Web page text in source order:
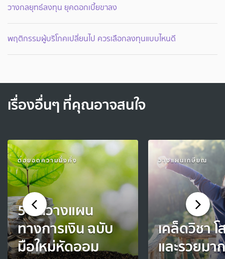
วางกลยุทธ์ลงทุน ยุคดอกเบี้ยขาลง
พฤติกรรมผู้บริโภคเปลี่ยนไป ควรเลือกลงทุนแบบไหนดี
เรื่องอื่นๆ ที่คุณอาจสนใจ
ต่อยอดความมั่งคั่ง
5 ขั้นวางแผน
ทางการเงิน ฉบับ
มือใหม่หัดออม
วางแผนเกษียณ
เคล็ดวิชา
และรวยมาก